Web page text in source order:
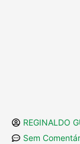
REGINALDO
Sem